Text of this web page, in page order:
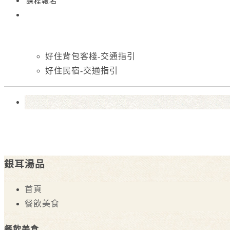
好住背包客棧-交通指引
好住民宿-交通指引
銀耳湯品
首頁
餐飲美食